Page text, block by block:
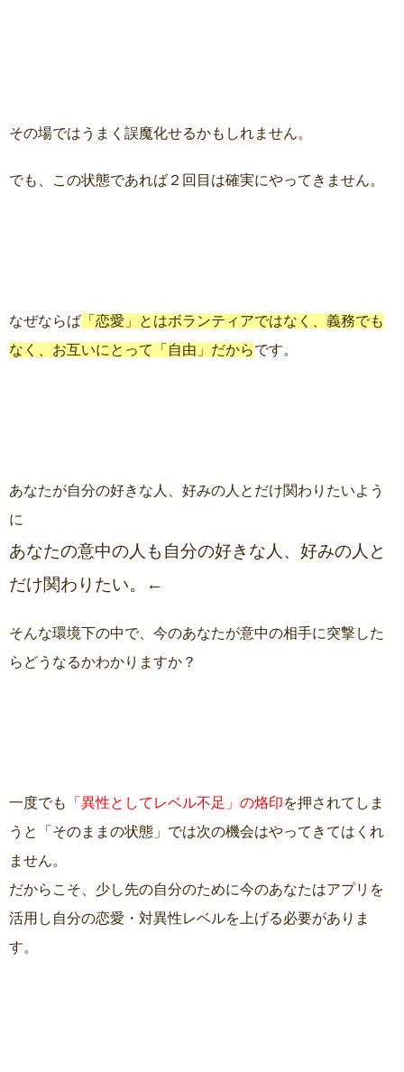
その場ではうまく誤魔化せるかもしれません。
でも、この状態であれば２回目は確実にやってきません。
なぜならば 「恋愛」とはボランティアではなく、義務でも
なく、お互いにとって「自由」だからです。
あなたが自分の好きな人、好みの人とだけ関わりたいよう
に
あなたの意中の人も自分の好きな人、好みの人と
だけ関わりたい。←
そんな環境下の中で、今のあなたが意中の相手に突撃した
らどうなるかわかりますか？
一度でも 「異性としてレベル不足」の烙印を押されてしま
うと「そのままの状態」では次の機会はやってきてはくれ
ません。
だからこそ、少し先の自分のために今のあなたはアプリを
活用し自分の恋愛・対異性レベルを上げる必要がありま
す。